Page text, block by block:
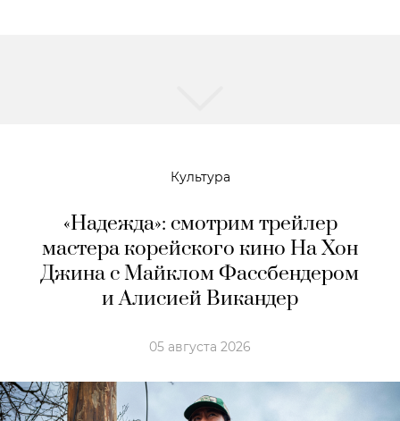
Культура
«Надежда»: смотрим трейлер
мастера корейского кино На Хон
Джина с Майклом Фассбендером
и Алисией Викандер
05 августа 2026